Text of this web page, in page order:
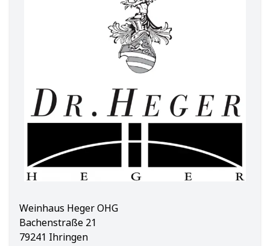
Weinhaus Heger OHG
Bachenstraße 21
79241 Ihringen